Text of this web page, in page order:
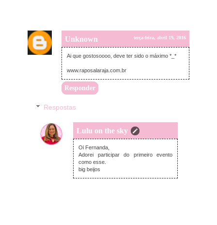
Unknown terça-feira, abril 19, 2016
Ai que gostosoooo, deve ter sido o máximo *_*
www.raposalaraja.com.br
Responder
Respostas
Lulu on the sky
terça-feira, abril 19, 2016
Oi Fernanda,
Adorei participar do primeiro evento
como esse.
big beijos